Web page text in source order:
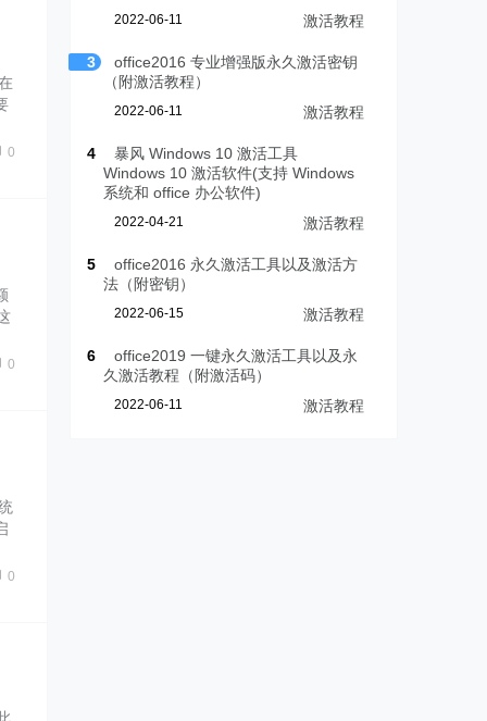
0
0
0
2022-06-11 激活教程
3
office2016 专业增强版永久激活密钥
（附激活教程）
2022-06-11 激活教程
4
暴风 Windows 10 激活工具
Windows 10 激活软件(支持 Windows
系统和 office 办公软件)
2022-04-21 激活教程
5
office2016 永久激活工具以及激活方
法（附密钥）
2022-06-15 激活教程
6
office2019 一键永久激活工具以及永
久激活教程（附激活码）
2022-06-11 激活教程